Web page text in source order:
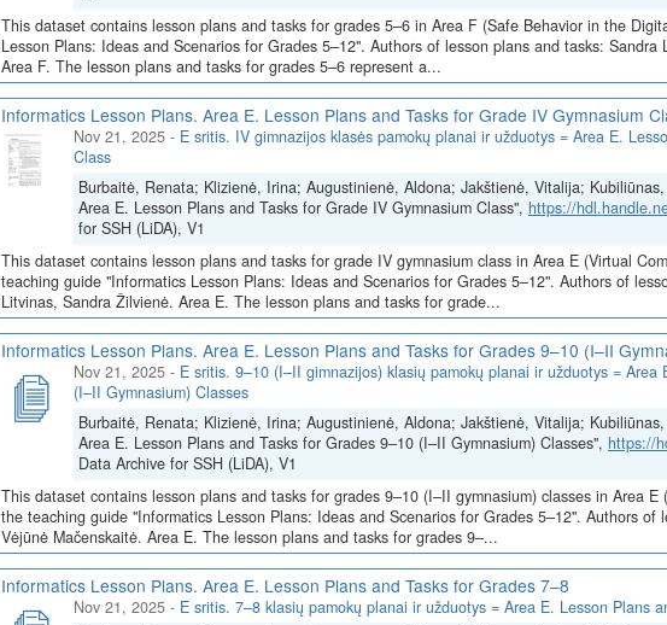
This dataset contains lesson plans and tasks for grades 5–6 in Area F (Safe Behavior in the
Lesson Plans: Ideas and Scenarios for Grades 5–12". Authors of lesson plans and tasks:
Area F. The lesson plans and tasks for grades 5–6 represent a...
Informatics Lesson Plans. Area E. Lesson Plans and Tasks for Grade IV Gymnasium
Nov 21, 2025 - E sritis. IV gimnazijos klasės pamokų planai ir užduotys = Area E.
Class
Burbaitė, Renata; Klizienė, Irina; Augustinienė, Aldona; Jakštienė, Vitalija;
Area E. Lesson Plans and Tasks for Grade IV Gymnasium Class", https://
for SSH (LiDA), V1
This dataset contains lesson plans and tasks for grade IV gymnasium class in Area E (Virtual
teaching guide "Informatics Lesson Plans: Ideas and Scenarios for Grades 5–12". Authors of
Litvinas, Sandra Žilvienė. Area E. The lesson plans and tasks for grade...
Informatics Lesson Plans. Area E. Lesson Plans and Tasks for Grades 9–10 (I–II
Nov 21, 2025 - E sritis. 9–10 (I–II gimnazijos) klasių pamokų planai ir užduotys =
(I–II Gymnasium) Classes
Burbaitė, Renata; Klizienė, Irina; Augustinienė, Aldona; Jakštienė, Vitalija;
Area E. Lesson Plans and Tasks for Grades 9–10 (I–II Gymnasium) Classes", https://
Data Archive for SSH (LiDA), V1
This dataset contains lesson plans and tasks for grades 9–10 (I–II gymnasium) classes in Area
the teaching guide "Informatics Lesson Plans: Ideas and Scenarios for Grades 5–12". Authors of
Vėjūnė Mačenskaitė. Area E. The lesson plans and tasks for grades 9–...
Informatics Lesson Plans. Area E. Lesson Plans and Tasks for Grades 7–8
Nov 21, 2025 - E sritis. 7–8 klasių pamokų planai ir užduotys = Area E. Lesson Plans